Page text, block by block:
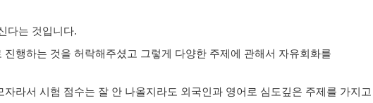
다는 것입니다.
행하는 것을 허락해주셨고 그렇게 다양한 주제에 관해서 자유회화를
라서 시험 점수는 잘 안 나올지라도 외국인과 영어로 심도깊은 주제를 가지고